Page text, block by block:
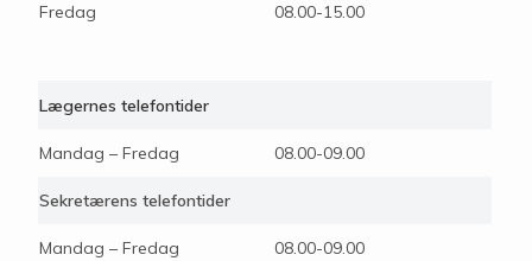
Fredag 08.00-15.00
Lægernes telefontider
Mandag – Fredag 08.00-09.00
Sekretærens telefontider
Mandag – Fredag
08.00-09.00